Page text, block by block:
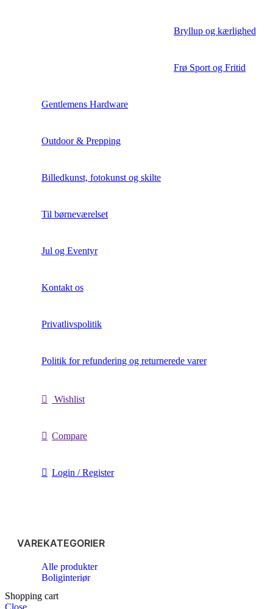
Bryllup og kærlighed
Frø Sport og Fritid
Gentlemens Hardware
Outdoor & Prepping
Billedkunst, fotokunst og skilte
Til børneværelset
Jul og Eventyr
Kontakt os
Privatlivspolitik
Politik for refundering og returnerede varer
Wishlist
Compare
Login / Register
VAREKATEGORIER
Alle produkter
Boliginteriør
Shopping cart